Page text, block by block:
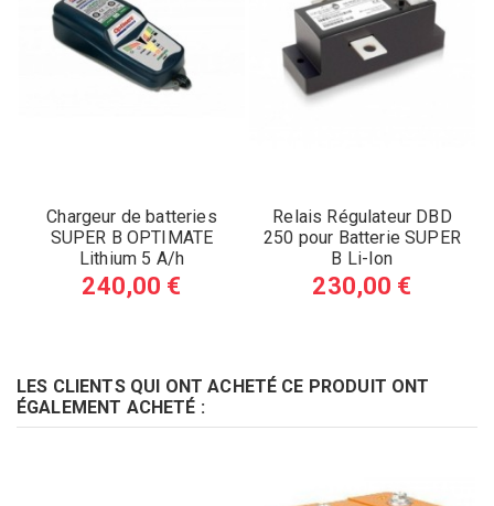
Chargeur de batteries
SUPER B OPTIMATE
Lithium 5 A/h
240,00 €
Relais Régulateur DBD
250 pour Batterie SUPER
B Li-Ion
230,00 €
LES CLIENTS QUI ONT ACHETÉ CE PRODUIT ONT
ÉGALEMENT ACHETÉ :